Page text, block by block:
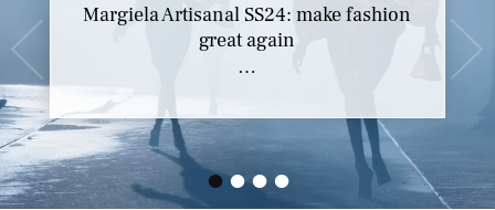
••••
Margiela Artisanal SS24: make fashion
great again
…